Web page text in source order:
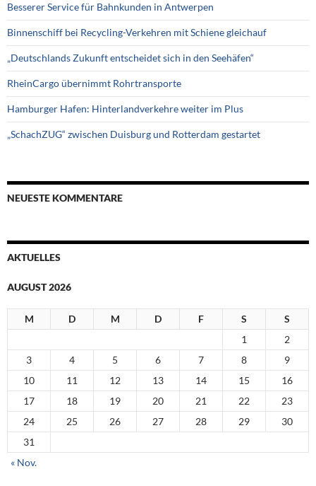
Besserer Service für Bahnkunden in Antwerpen
Binnenschiff bei Recycling-Verkehren mit Schiene gleichauf
„Deutschlands Zukunft entscheidet sich in den Seehäfen“
RheinCargo übernimmt Rohrtransporte
Hamburger Hafen: Hinterlandverkehre weiter im Plus
„SchachZUG“ zwischen Duisburg und Rotterdam gestartet
NEUESTE KOMMENTARE
AKTUELLES
AUGUST 2026
M D M D F S
S
1
2
3
4 5 6 7 8
9
10
11 12 13 14 15
16
17
18 19 20 21 22
23
24
25 26 27 28 29
30
31
« Nov.